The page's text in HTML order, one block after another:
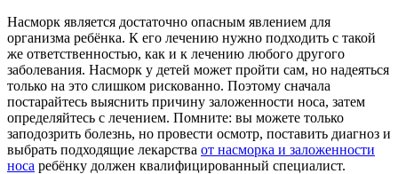
Насморк является достаточно опасным явлением для
организма ребёнка. К его лечению нужно подходить с такой
же ответственностью, как и к лечению любого другого
заболевания. Насморк у детей может пройти сам, но надеяться
только на это слишком рискованно. Поэтому сначала
постарайтесь выяснить причину заложенности носа, затем
определяйтесь с лечением. Помните: вы можете только
заподозрить болезнь, но провести осмотр, поставить диагноз и
выбрать подходящие лекарства от насморка и заложенности
носа ребёнку должен квалифицированный специалист.